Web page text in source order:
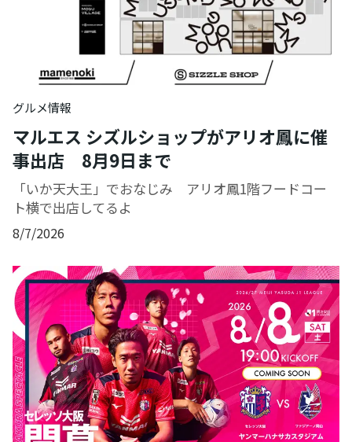
グルメ情報
マルエス シズルショップがアリオ鳳に催
事出店 8月9日まで
「いか天大王」でおなじみ アリオ鳳1階フードコー
ト横で出店してるよ
8/7/2026